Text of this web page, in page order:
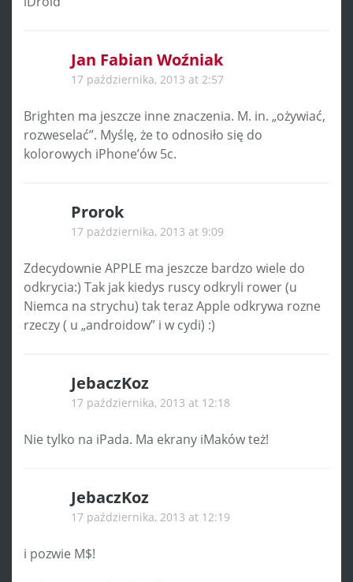
Jan Fabian Woźniak
17 października, 2013 at 2:57
Brighten ma jeszcze inne znaczenia. M. in. „ożywiać,
rozweselać”. Myślę, że to odnosiło się do
kolorowych iPhone’ów 5c.
Prorok
17 października, 2013 at 9:09
Zdecydownie APPLE ma jeszcze bardzo wiele do
odkrycia:) Tak jak kiedys ruscy odkryli rower (u
Niemca na strychu) tak teraz Apple odkrywa rozne
rzeczy ( u „androidow” i w cydi) :)
JebaczKoz
17 października, 2013 at 12:18
Nie tylko na iPada. Ma ekrany iMaków też!
JebaczKoz
17 października, 2013 at 12:19
i pozwie M$!